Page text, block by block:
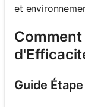
et
Guide